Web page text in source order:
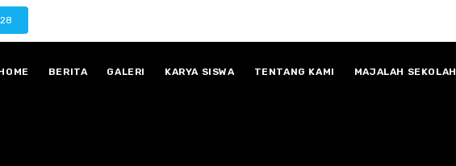
BERITA GALERI KARYA SISWA TENTANG KAMI MAJALAH SEKOLAH